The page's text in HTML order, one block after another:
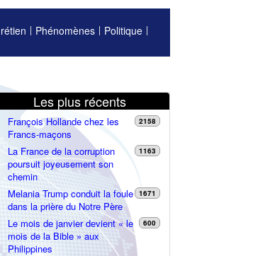
Phénomènes
Politique
Les plus récents
François Hollande chez les
Francs-maçons
2158
La France de la corruption
poursuit joyeusement son
chemin
1163
Melania Trump conduit la foule
dans la prière du Notre Père
1671
Le mois de janvier devient « le
mois de la Bible » aux
Philippines
600